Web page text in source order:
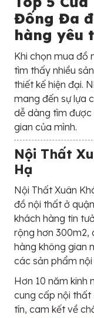
Đống Đa
hàng yêu
Khi chọn mua đồ
tìm thấy nhiều
thiết kế hiện đại.
mang đến sự lựa
dễ dàng tìm
gian của mình.
Nội Thất
Hạ
Nội Thất Xuân
đồ nội thất ở
khách hàng tin
rộng hơn 300m2,
hàng không gian
các sản phẩm
Hơn 10 năm kinh
cung cấp nội thất
tín, cam kết về